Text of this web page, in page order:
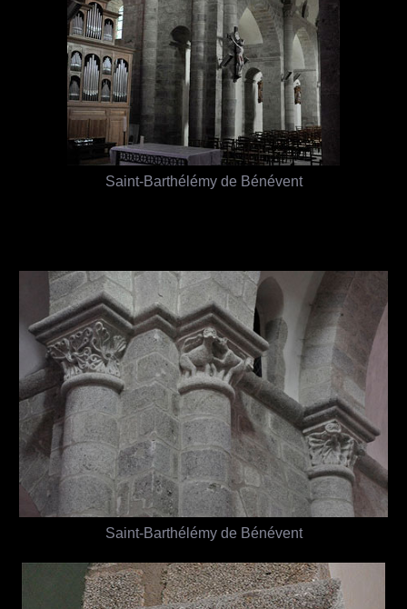
Saint-Barthélémy de Bénévent
Saint-Barthélémy de Bénévent